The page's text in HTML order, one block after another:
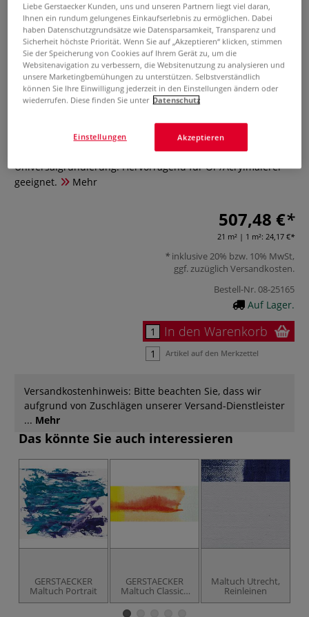
GERSTAECKER Maltuch Linea
Grundiertes Reinleinen, sehr dichte, gleichmäßige Struktur,
ca. 300 g/qm. 100 % Leinen. Weiße, leicht saugende
Universalgrundierung. Hervorragend für Öl-/Acrylmalerei
geeignet.
Mehr
507,48 €
21 m² | 1 m²: 24,17 €
inklusive 20% bzw. 10% MwSt,
ggf. zuzüglich Versandkosten.
Bestell-Nr.08-25165
Auf Lager.
In den Warenkorb
Artikel auf den Merkzettel
Versandkostenhinweis: Bitte beachten Sie, dass wir
aufgrund von Zuschlägen unserer Versand-Dienstleister
... Mehr
Das könnte Sie auch interessieren
GERSTAECKER
Maltuch Portrait
GERSTAECKER
Maltuch Classico
Grundiertes
Leinengewebe
Maltuch Utrecht,
Reinleinen
Liebe Gerstaecker Kunden, uns und unseren Partnern liegt viel daran,
Ihnen ein rundum gelungenes Einkaufserlebnis zu ermöglichen. Dabei
haben Datenschutzgrundsätze wie Datensparsamkeit, Transparenz und
Sicherheit höchste Priorität. Wenn Sie auf „Akzeptieren“ klicken, stimmen
Sie der Speicherung von Cookies auf Ihrem Gerät zu, um die
Websitenavigation zu verbessern, die Websitenutzung zu analysieren und
unsere Marketingbemühungen zu unterstützen. Selbstverständlich
können Sie Ihre Einwilligung jederzeit in den Einstellungen ändern oder
wiederrufen. Diese finden Sie unter Datenschutz
Akzeptieren
Einstellungen